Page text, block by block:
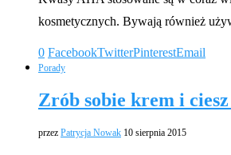
kosmetycznych. Bywają również
0 FacebookTwitterPinterestEmail
Porady
Zrób sobie krem i
przez Patrycja Nowak 10 sierpnia 2015